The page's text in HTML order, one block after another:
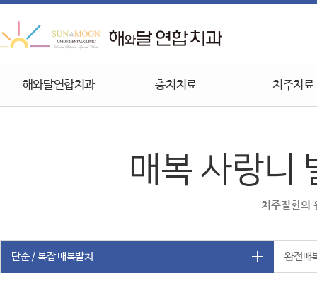
해와달연합치과 충치치료 치주치료
매복 사랑니
치주질환의
단순 / 복잡 매복발치 완전매